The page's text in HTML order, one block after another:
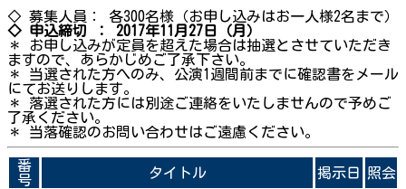
◇ 募集人員： 各300名様（お申し込みはお一人様2名まで）
◇ 申込締切 ： 2017年11月27日（月）
＊ お申し込みが定員を超えた場合は抽選とさせていただき
ますので、あらかじめご了承下さい。
＊ 当選された方へのみ、公演1週間前までに確認書をメール
にてお送りします。
＊ 落選された方には別途ご連絡をいたしませんので予めご
了承ください。
＊ 当落確認のお問い合わせはご遠慮ください。
番
号
タイトル 掲示日 照会